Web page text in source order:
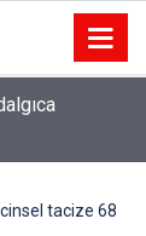
tacize 68